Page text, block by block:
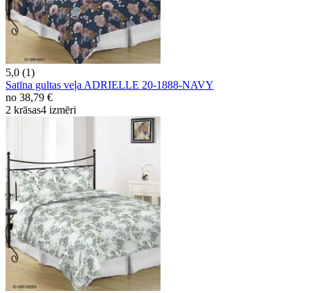
5,0 (1)
Satīna gultas veļa ADRIELLE 20-1888-NAVY
no 38,79 €
2 krāsas4 izmēri